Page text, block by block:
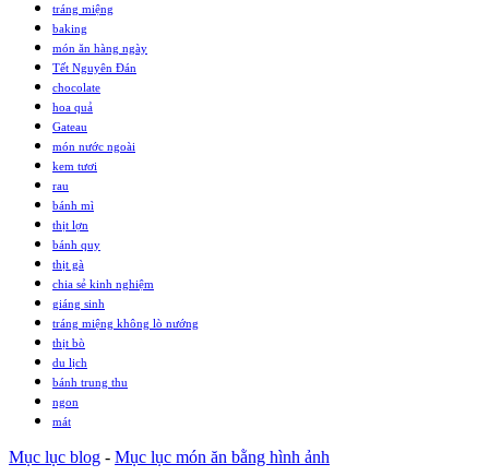
tráng miệng
baking
món ăn hàng ngày
Tết Nguyên Đán
chocolate
hoa quả
Gateau
món nước ngoài
kem tươi
rau
bánh mì
thịt lợn
bánh quy
thịt gà
chia sẻ kinh nghiệm
giáng sinh
tráng miệng không lò nướng
thịt bò
du lịch
bánh trung thu
ngon
mát
Mục lục blog - Mục lục món ăn bằng hình ảnh